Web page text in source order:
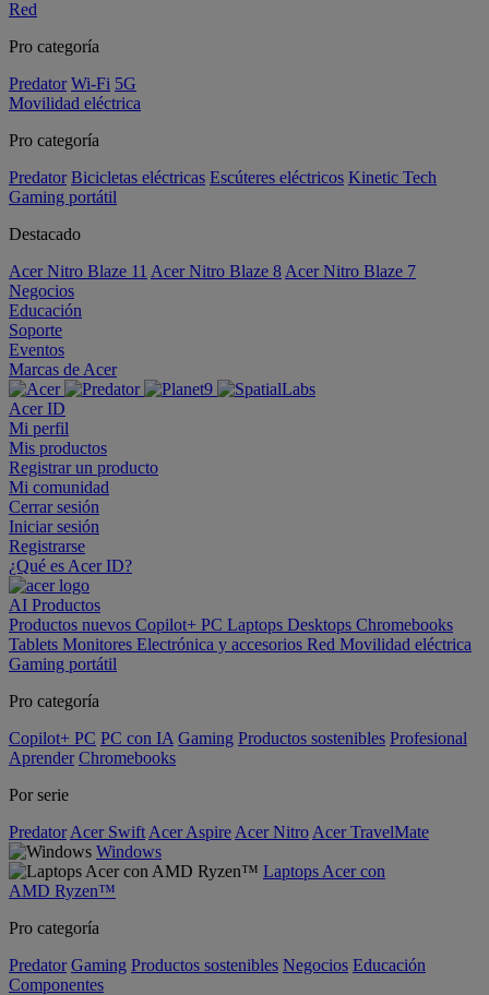
Red
Pro categoría
Predator Wi-Fi 5G
Movilidad eléctrica
Pro categoría
Predator Bicicletas eléctricas Escúteres eléctricos Kinetic Tech
Gaming portátil
Destacado
Acer Nitro Blaze 11 Acer Nitro Blaze 8 Acer Nitro Blaze 7
Negocios
Educación
Soporte
Eventos
Marcas de Acer
Acer ID
Mi perfil
Mis productos
Registrar un producto
Mi comunidad
Cerrar sesión
Iniciar sesión
Registrarse
¿Qué es Acer ID?
AI Productos
Productos nuevos Copilot+ PC Laptops Desktops Chromebooks
Tablets Monitores Electrónica y accesorios Red Movilidad eléctrica
Gaming portátil
Pro categoría
Copilot+ PC PC con IA Gaming Productos sostenibles Profesional
Aprender Chromebooks
Por serie
Predator Acer Swift Acer Aspire Acer Nitro Acer TravelMate
Windows
Laptops Acer con
AMD Ryzen™
Pro categoría
Predator Gaming Productos sostenibles Negocios Educación
Componentes